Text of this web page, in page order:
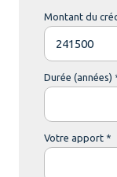
Montant du
Durée (années)
Votre apport *